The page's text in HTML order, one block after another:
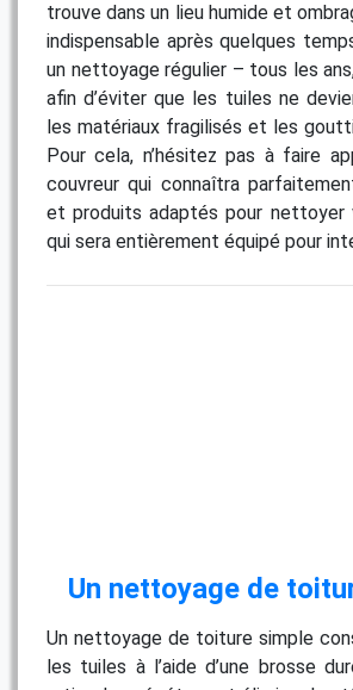
trouve dans un lieu humide et
indispensable après quelques
un nettoyage régulier – tous les
afin d’éviter que les tuiles ne
les matériaux fragilisés et les
Pour cela, n’hésitez pas à faire
couvreur qui connaîtra
et produits adaptés pour
qui sera entièrement équipé pour
Un nettoyage de
Un nettoyage de toiture simple
les tuiles à l’aide d’une brosse